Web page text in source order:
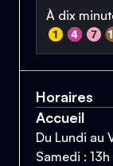
À dix
Horaires
Accueil
Du Lundi au
Samedi : 13h